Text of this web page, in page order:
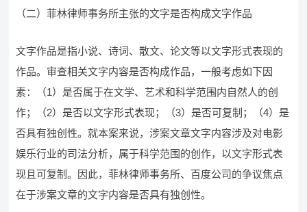
（二）菲林律师事务所主张的文字是否构成文字作品
文字作品是指小说、诗词、散文、论文等以文字形式表现的
作品。审查相关文字内容是否构成作品，一般考虑如下因
素：（1）是否属于在文学、艺术和科学范围内自然人的创
作；（2）是否以文字形式表现；（3）是否可复制；（4）是
否具有独创性。就本案来说，涉案文章文字内容涉及对电影
娱乐行业的司法分析，属于科学范围的创作，以文字形式表
现且可复制。因此，菲林律师事务所、百度公司的争议焦点
在于涉案文章的文字内容是否具有独创性。